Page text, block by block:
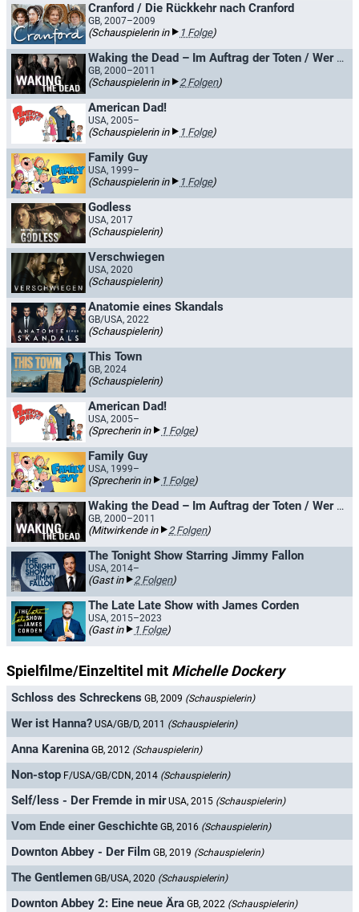
Cranford / Die Rückkehr nach Cranford
GB, 2007–2009
(Schauspielerin in 1 Folge)
Waking the Dead – Im Auftrag der Toten / Wer die Toten weckt
GB, 2000–2011
(Schauspielerin in 2 Folgen)
American Dad!
USA, 2005–
(Schauspielerin in 1 Folge)
Family Guy
USA, 1999–
(Schauspielerin in 1 Folge)
Godless
USA, 2017
(Schauspielerin)
Verschwiegen
USA, 2020
(Schauspielerin)
Anatomie eines Skandals
GB/USA, 2022
(Schauspielerin)
This Town
GB, 2024
(Schauspielerin)
American Dad!
USA, 2005–
(Sprecherin in 1 Folge)
Family Guy
USA, 1999–
(Sprecherin in 1 Folge)
Waking the Dead – Im Auftrag der Toten / Wer die Toten weckt
GB, 2000–2011
(Mitwirkende in 2 Folgen)
The Tonight Show Starring Jimmy Fallon
USA, 2014–
(Gast in 2 Folgen)
The Late Late Show with James Corden
USA, 2015–2023
(Gast in 1 Folge)
Spielfilme/Einzeltitel mit Michelle Dockery
Schloss des Schreckens GB, 2009 (Schauspielerin)
Wer ist Hanna? USA/GB/D, 2011 (Schauspielerin)
Anna Karenina GB, 2012 (Schauspielerin)
Non-stop F/USA/GB/CDN, 2014 (Schauspielerin)
Self/less - Der Fremde in mir USA, 2015 (Schauspielerin)
Vom Ende einer Geschichte GB, 2016 (Schauspielerin)
Downton Abbey - Der Film GB, 2019 (Schauspielerin)
The Gentlemen GB/USA, 2020 (Schauspielerin)
Downton Abbey 2: Eine neue Ära GB, 2022 (Schauspielerin)